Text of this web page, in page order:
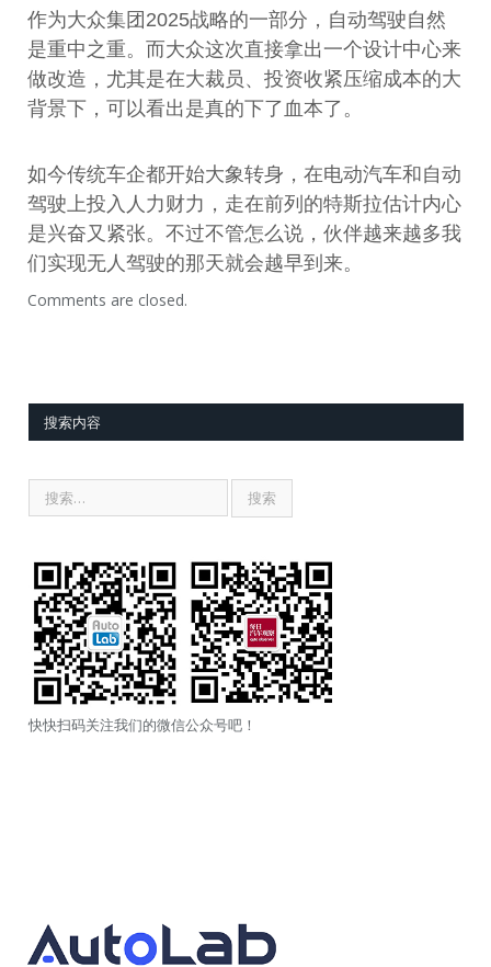
作为大众集团2025战略的一部分，自动驾驶自然
是重中之重。而大众这次直接拿出一个设计中心来
做改造，尤其是在大裁员、投资收紧压缩成本的大
背景下，可以看出是真的下了血本了。
如今传统车企都开始大象转身，在电动汽车和自动
驾驶上投入人力财力，走在前列的特斯拉估计内心
是兴奋又紧张。不过不管怎么说，伙伴越来越多我
们实现无人驾驶的那天就会越早到来。
Comments are closed.
搜索内容
快快扫码关注我们的微信公众号吧！